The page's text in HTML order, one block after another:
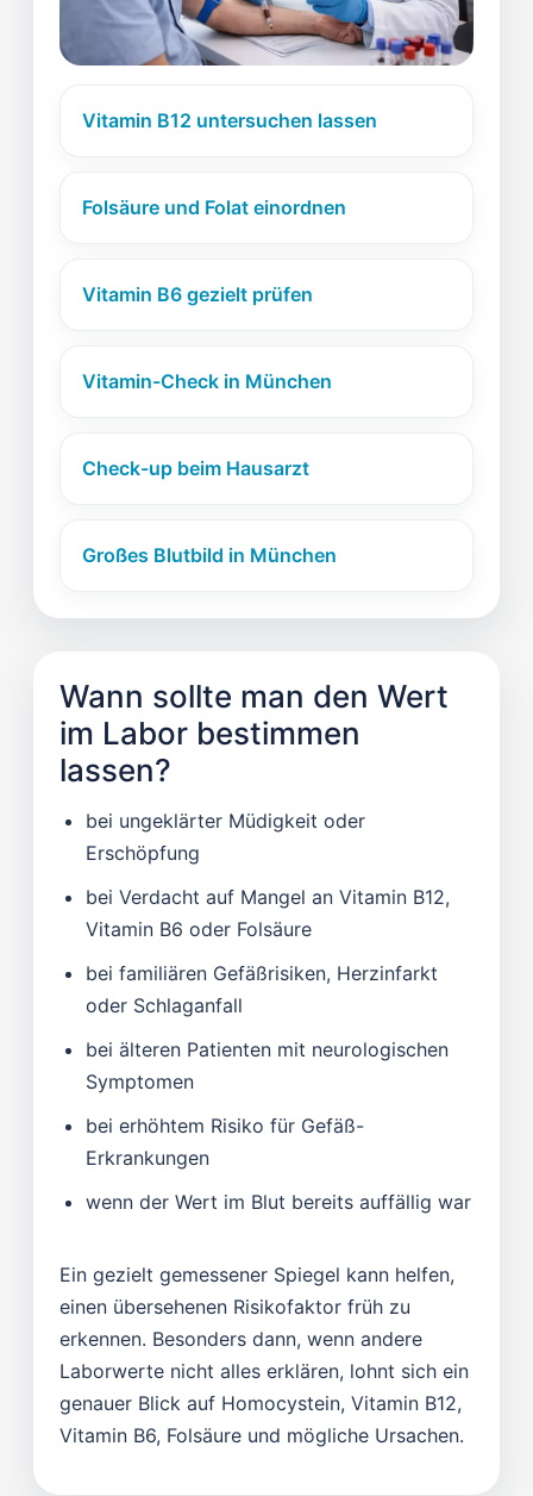
Vitamin B12 untersuchen lassen
Folsäure und Folat einordnen
Vitamin B6 gezielt prüfen
Vitamin-Check in München
Check-up beim Hausarzt
Großes Blutbild in München
Wann sollte man den Wert
im Labor bestimmen
lassen?
bei ungeklärter Müdigkeit oder
Erschöpfung
bei Verdacht auf Mangel an Vitamin B12,
Vitamin B6 oder Folsäure
bei familiären Gefäßrisiken, Herzinfarkt
oder Schlaganfall
bei älteren Patienten mit neurologischen
Symptomen
bei erhöhtem Risiko für Gefäß-
Erkrankungen
wenn der Wert im Blut bereits auffällig war
Ein gezielt gemessener Spiegel kann helfen,
einen übersehenen Risikofaktor früh zu
erkennen. Besonders dann, wenn andere
Laborwerte nicht alles erklären, lohnt sich ein
genauer Blick auf Homocystein, Vitamin B12,
Vitamin B6, Folsäure und mögliche Ursachen.